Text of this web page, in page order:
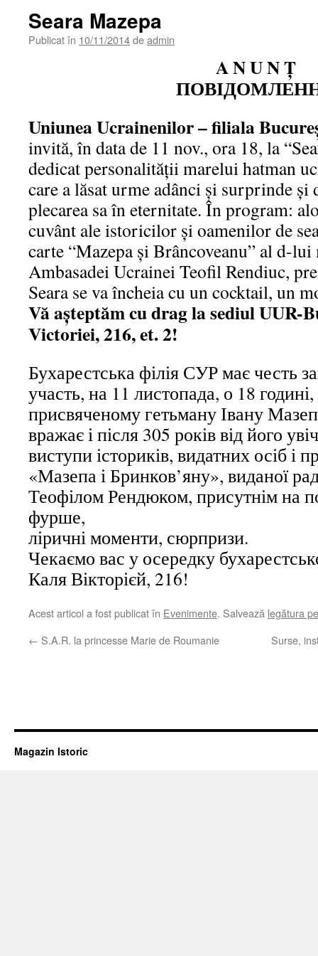
Seara Mazepa
Publicat în 10/11/2014deadmin
A N U N Ţ
Uniunea Ucrainenilor – filiala
invită, în data de 11 nov., ora 18, la
dedicat personalităţii marelui hatman
care a lăsat urme adânci şi surprinde şi
plecarea sa în eternitate. În program:
cuvânt ale istoricilor şi oamenilor de
carte “Mazepa şi Brâncoveanu” al d-
Ambasadei Ucrainei Teofil Rendiuc,
Seara se va încheia cu un cocktail, un
Vă aşteptăm cu drag la sediul UUR-
Victoriei, 216, et. 2!
Бухарестська філія СУР має честь
участь, на 11 листопада, о 18
присвяченому гетьману Івану
вражає і після 305 років від його
виступи істориків, видатних осіб і
«Мазепа і Бринков’яну», виданої
Теофілом Рендюком, присутнім на
фурше,
ліричні моменти, сюрпризи.
Чекаємо вас у осередку
Каля Вікторієй, 216!
Acest articol a fost publicat în Evenimente. Salvează legătura
← S.A.R. la princesse Marie de Roumanie Surse,
Magazin Istoric